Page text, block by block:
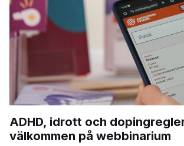
ADHD, idrott och
välkommen på webbinarium